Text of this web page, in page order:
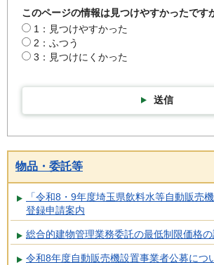
このページの情報は見つけやすかったです
1：見つけやすかった
2：ふつう
3：見つけにくかった
送信
物品・委託等
「令和8・9年度埼玉県飲料水等自動販売
登録申請案内
総合的建物管理業務委託の最低制限価格
令和8年度自動販売機設置事業者公募につ